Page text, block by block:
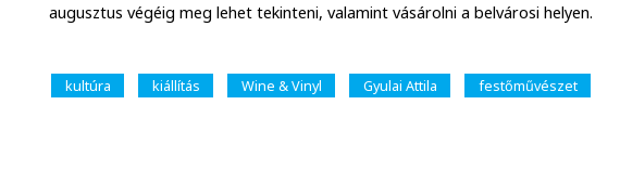
augusztus végéig meg lehet tekinteni, valamint vásárolni a belvárosi helyen.
kultúra kiállítás Wine & Vinyl Gyulai Attila festőművészet